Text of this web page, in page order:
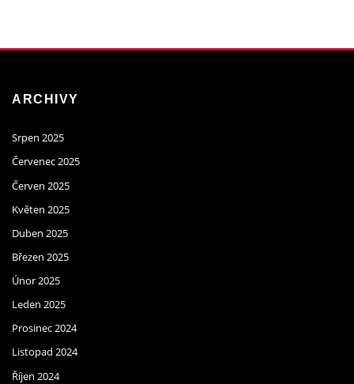
ARCHIVY
Srpen 2025
Červenec 2025
Červen 2025
Květen 2025
Duben 2025
Březen 2025
Únor 2025
Leden 2025
Prosinec 2024
Listopad 2024
Říjen 2024